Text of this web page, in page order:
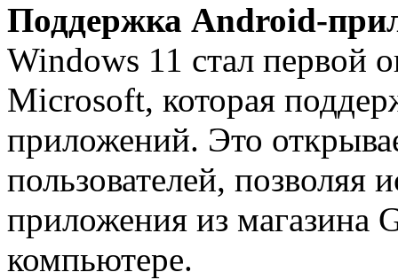
Поддержка Android-
Windows 11 стал первой
Microsoft, которая
приложений. Это
пользователей, позволяя
приложения из магазина
компьютере.